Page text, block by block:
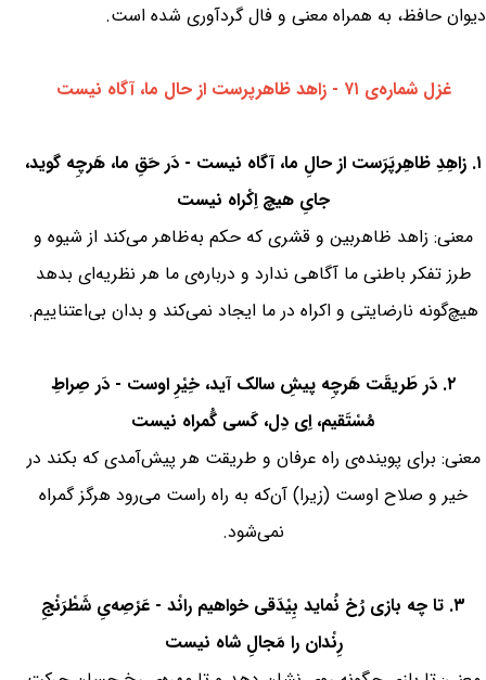
دیوان حافظ، به همراه معنی و فال گردآوری شده است.
غزل شماره‌ی ۷۱ - زاهد ظاهرپرست از حال ما، آگاه نیست
۱. زاهِدِ ظاهِرپَرَست از حالِ ما، آگاه نیست - دَر حَقِ ما، هَرچِه گوید،
جایِ هیچ اِکْراه نیست
معنی: زاهد ظاهربین و قشری که حکم به‌ظاهر می‌کند از شیوه و
طرز تفکر باطنی ما آگاهی ندارد و درباره‌ی ما هر نظریه‌ای بدهد
هیچ‌گونه نارضایتی و اکراه در ما ایجاد نمی‌کند و بدان بی‌اعتناییم.
۲. دَر طَریقَت هَرچِه پیشِ سالک آید، خِیْرِ اوست - دَر صِراطِ
مُسْتَقیم، اِی دِل، کَسی گُمراه نیست
معنی: برای پوینده‌ی راه عرفان و طریقت هر پیش‌آمدی که بکند در
خیر و صلاح اوست (زیرا) آن‌که به راه راست می‌رود هرگز گمراه
نمی‌شود.
۳. تا چه بازی رُخ نُماید بِیْدَقی خواهیم رانْد - عَرْصِه‌یِ شَطْرَنْجِ
رِنْدان را مَجالِ شاه نیست